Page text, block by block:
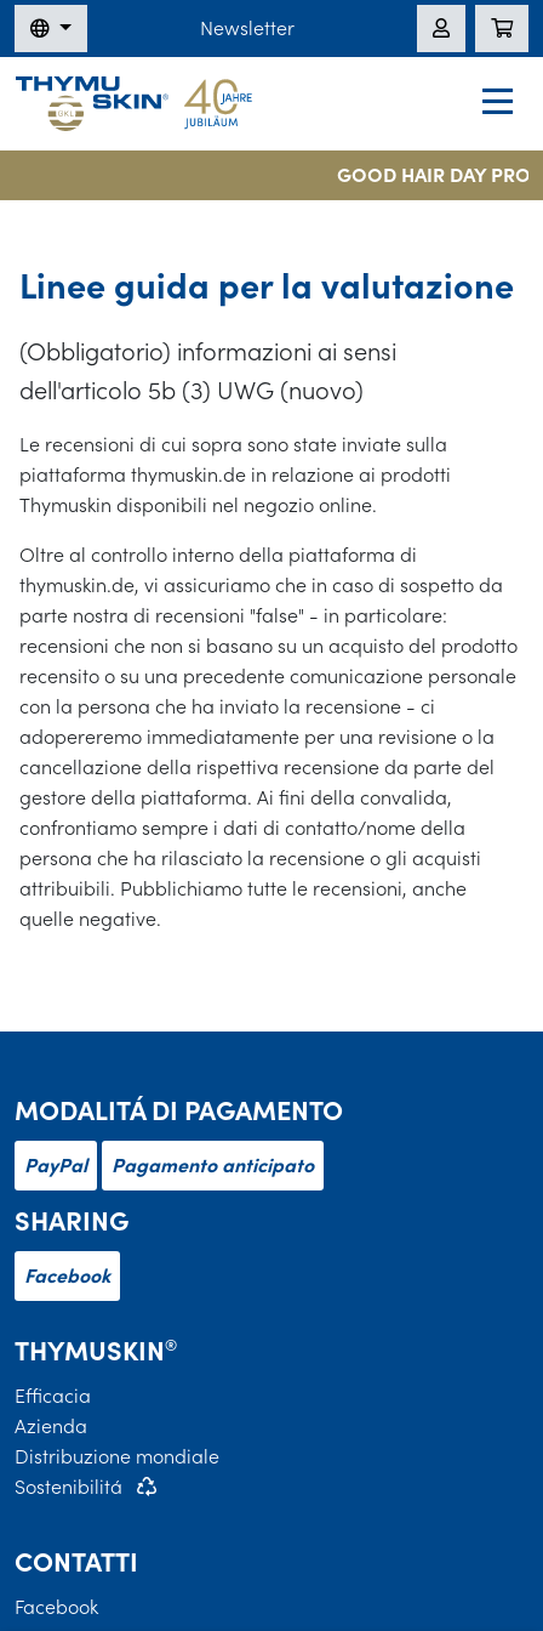
Newsletter
GOOD HAIR DAY
Linee guida per la valutazione
(Obbligatorio) informazioni ai sensi
dell'articolo 5b (3) UWG (nuovo)
Le recensioni di cui sopra sono state inviate sulla
piattaforma thymuskin.de in relazione ai prodotti
Thymuskin disponibili nel negozio online.
Oltre al controllo interno della piattaforma di
thymuskin.de, vi assicuriamo che in caso di sospetto da
parte nostra di recensioni "false" - in particolare:
recensioni che non si basano su un acquisto del prodotto
recensito o su una precedente comunicazione personale
con la persona che ha inviato la recensione - ci
adopereremo immediatamente per una revisione o la
cancellazione della rispettiva recensione da parte del
gestore della piattaforma. Ai fini della convalida,
confrontiamo sempre i dati di contatto/nome della
persona che ha rilasciato la recensione o gli acquisti
attribuibili. Pubblichiamo tutte le recensioni, anche
quelle negative.
MODALITÁ DI PAGAMENTO
PayPal Pagamento anticipato
SHARING
Facebook
THYMUSKIN®
Efficacia
Azienda
Distribuzione mondiale
Sostenibilitá
CONTATTI
Facebook